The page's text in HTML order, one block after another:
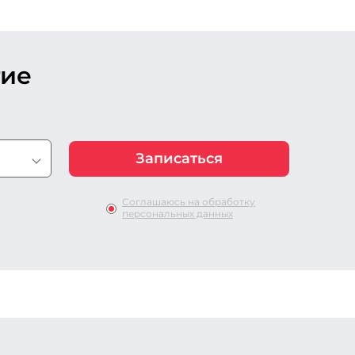
Соглашаюсь на обработку
персональных данных